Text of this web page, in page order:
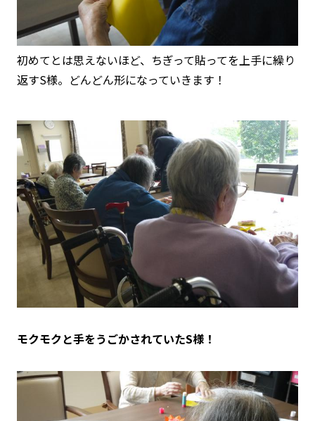
初めてとは思えないほど、ちぎって貼ってを上手に繰り
返すS様。どんどん形になっていきます！
モクモクと手をうごかされていたS様！